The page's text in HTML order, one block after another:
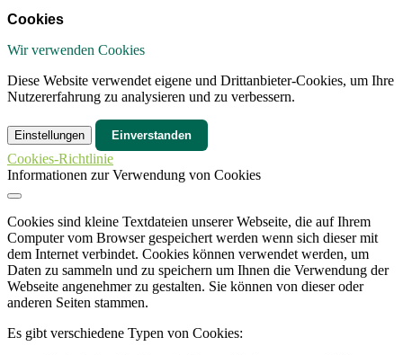
Cookies
Wir verwenden Cookies
Diese Website verwendet eigene und Drittanbieter-Cookies, um Ihre
Nutzererfahrung zu analysieren und zu verbessern.
Einstellungen Einverstanden
Cookies-Richtlinie
Informationen zur Verwendung von Cookies
Cookies sind kleine Textdateien unserer Webseite, die auf Ihrem
Computer vom Browser gespeichert werden wenn sich dieser mit
dem Internet verbindet. Cookies können verwendet werden, um
Daten zu sammeln und zu speichern um Ihnen die Verwendung der
Webseite angenehmer zu gestalten. Sie können von dieser oder
anderen Seiten stammen.
Es gibt verschiedene Typen von Cookies: